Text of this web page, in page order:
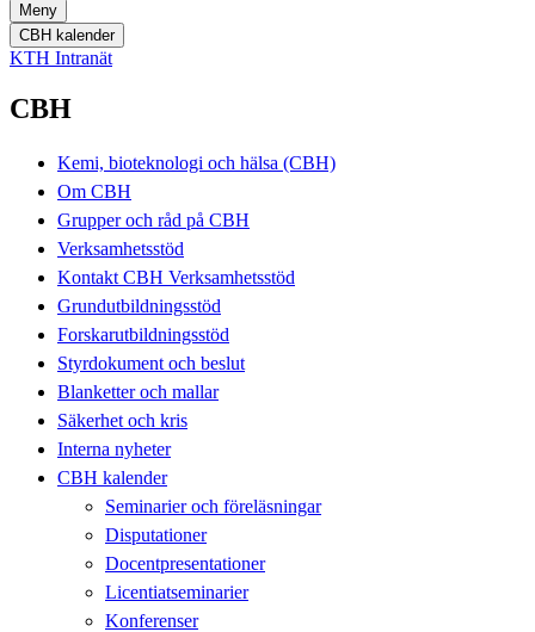
Meny
CBH kalender
KTH Intranät
CBH
Kemi, bioteknologi och hälsa (CBH)
Om CBH
Grupper och råd på CBH
Verksamhetsstöd
Kontakt CBH Verksamhetsstöd
Grundutbildningsstöd
Forskarutbildningsstöd
Styrdokument och beslut
Blanketter och mallar
Säkerhet och kris
Interna nyheter
CBH kalender
Seminarier och föreläsningar
Disputationer
Docentpresentationer
Licentiatseminarier
Konferenser